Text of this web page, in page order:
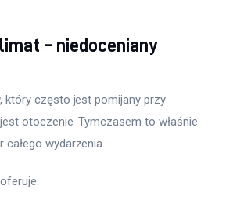
– niedoceniany
który często jest pomijany przy
otoczenie. Tymczasem to właśnie
całego wydarzenia.